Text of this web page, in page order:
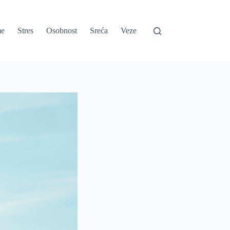
Stres Osobnost Sreća Veze